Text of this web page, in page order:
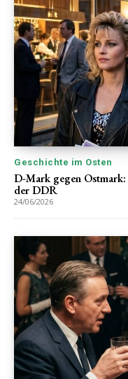
Geschichte im Osten
D-Mark gegen
der DDR
24/06/2026